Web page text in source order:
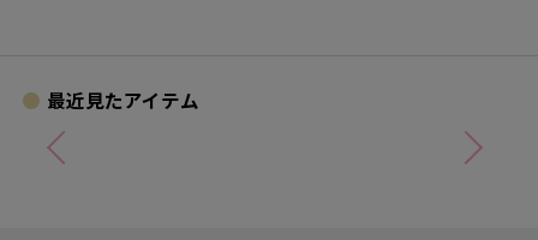
最近見たアイテム